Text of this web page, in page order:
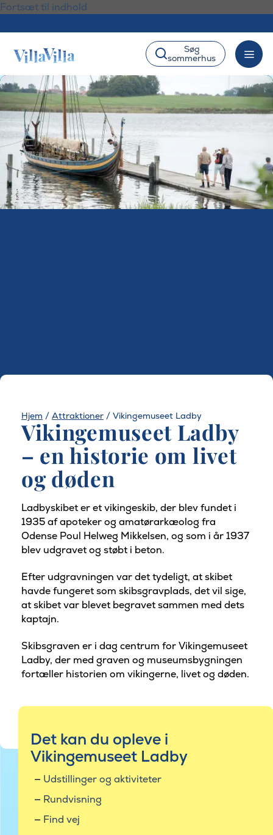
Fortsæt til indhold
Søg
sommerhus
Hjem / Attraktioner / Vikingemuseet Ladby
Vikingemuseet Ladby
– en historie om livet
og døden
Ladbyskibet er et vikingeskib, der blev fundet i
1935 af apoteker og amatørarkæolog fra
Odense Poul Helweg Mikkelsen, og som i år 1937
blev udgravet og støbt i beton.
Efter udgravningen var det tydeligt, at skibet
havde fungeret som skibsgravplads, det vil sige,
at skibet var blevet begravet sammen med dets
kaptajn.
Skibsgraven er i dag centrum for Vikingemuseet
Ladby, der med graven og museumsbygningen
fortæller historien om vikingerne, livet og døden.
Det kan du opleve i
Vikingemuseet Ladby
Udstillinger og aktiviteter
Rundvisning
Find vej